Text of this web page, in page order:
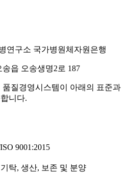
연구소 국가병원체자원은행
읍 오송생명2로 187
질경영시스템이 아래의 표준과
니다.
9001:2015
탁, 생산, 보존 및 분양